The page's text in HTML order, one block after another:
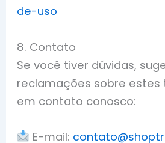
de-uso
8. Contato
Se você tiver dúvidas,
reclamações sobre estes
em contato conosco:
E-mail: